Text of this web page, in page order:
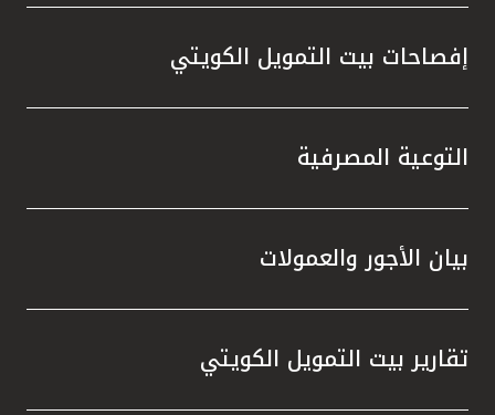
إفصاحات بيت التمويل الكويتي
التوعية المصرفية
بيان الأجور والعمولات
تقارير بيت التمويل الكويتي